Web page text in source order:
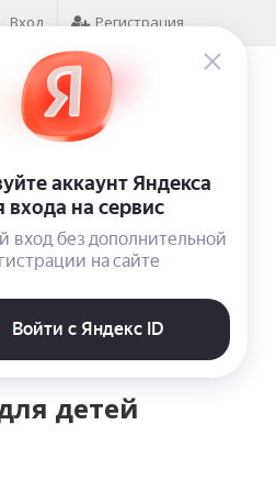
Вход Регистрация
Корзина ( 0)
на сумму0₽
ОТЗЫВЫ
детей